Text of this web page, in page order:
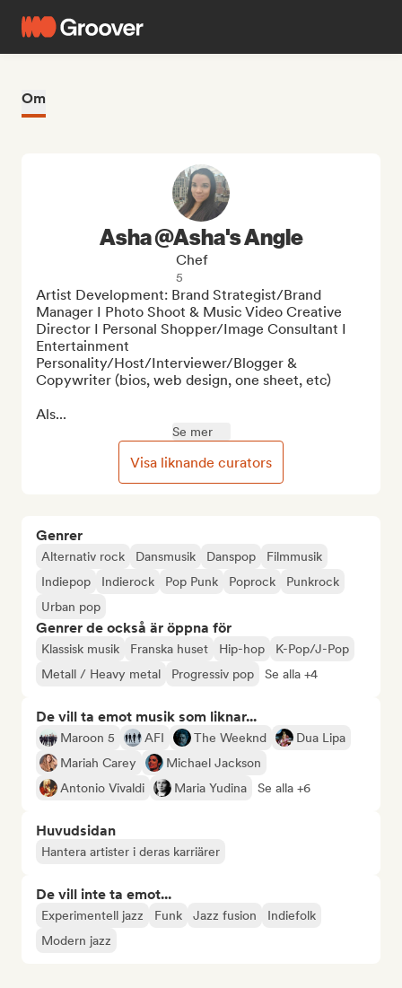
Om
Genrer
Alternativ rock Dansmusik Danspop
Filmmusik
Indiepop
Indierock Pop Punk Poprock
Punkrock
Urban pop
Genrer de också är öppna för
Klassisk musik Franska huset Hip-hop
K-Pop/J-Pop
Metall / Heavy metal
Progressiv pop Se alla +4
De vill ta emot musik som liknar...
Maroon 5 AFI The Weeknd
Dua Lipa
Mariah Carey
Michael Jackson
Antonio Vivaldi
Maria Yudina Se alla +6
Huvudsidan
Hantera artister i deras karriärer
De vill inte ta emot...
Experimentell jazz Funk Jazz fusion
Indiefolk
Modern jazz
Asha @Asha's Angle
Chef
5
Artist Development: Brand Strategist/Brand
Manager I Photo Shoot & Music Video Creative
Director I Personal Shopper/Image Consultant I
Entertainment
Personality/Host/Interviewer/Blogger &
Copywriter (bios, web design, one sheet, etc)
Als...
Se mer
Visa liknande curators